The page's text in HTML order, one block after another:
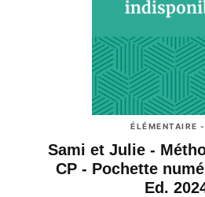
ÉLÉMENTAIRE
Sami et Julie -
CP - Pochette
Ed.